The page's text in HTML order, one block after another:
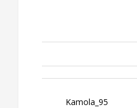
Kamola_95